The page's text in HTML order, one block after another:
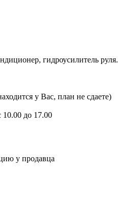
гидроусилитель руля.
у Вас, план не сдаете)
10.00 до 17.00
у продавца